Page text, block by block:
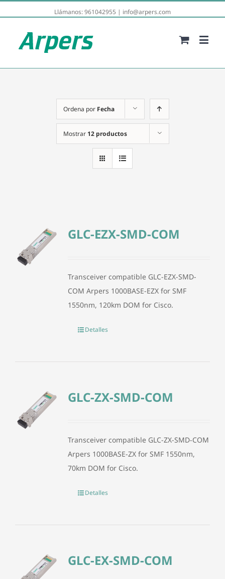
Llámanos:961042955 | info@arpers.com
Ordena por Fecha
Mostrar 12 productos
GLC-EZX-SMD-COM
Transceiver compatible GLC-EZX-SMD-
COM Arpers 1000BASE-EZX for SMF
1550nm, 120km DOM for Cisco.
Detalles
GLC-ZX-SMD-COM
Transceiver compatible GLC-ZX-SMD-COM
Arpers 1000BASE-ZX for SMF 1550nm,
70km DOM for Cisco.
Detalles
GLC-EX-SMD-COM